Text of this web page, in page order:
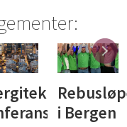
i Bergen